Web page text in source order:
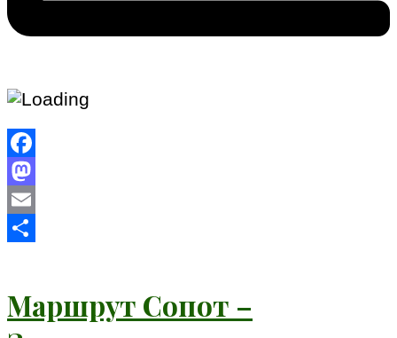
Facebook
Mastodon
Email
Маршрут Сопот –